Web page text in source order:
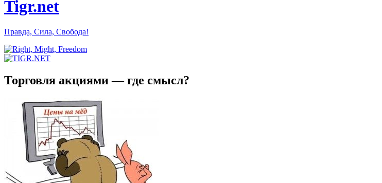
Tigr.net
Правда, Сила, Свобода!
Торговля акциями — где смысл?